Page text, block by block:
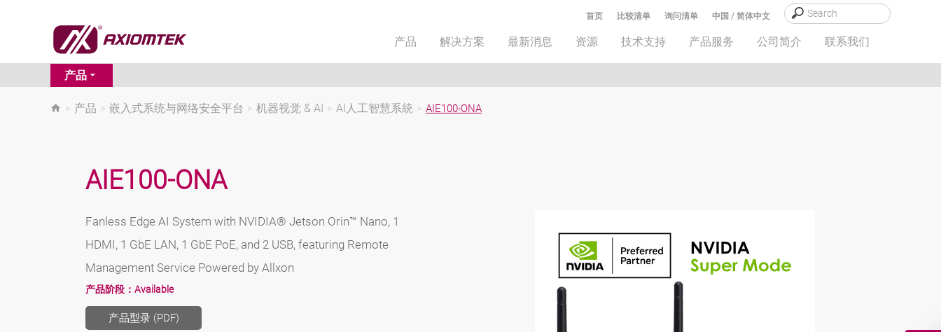
中国 / 简体中文
询问清单
比较清单
首页
产品 解决方案 最新消息 资源 技术支持 产品服务 公司简介 联系我们
产品
> 产品 > 嵌入式系统与网络安全平台 > 机器视觉 & AI > AI人工智慧系統 > AIE100-ONA
AIE100-ONA
Fanless Edge AI System with NVIDIA® Jetson Orin™ Nano, 1
HDMI, 1 GbE LAN, 1 GbE PoE, and 2 USB, featuring Remote
Management Service Powered by Allxon
产品阶段： Available
产品型录 (PDF)